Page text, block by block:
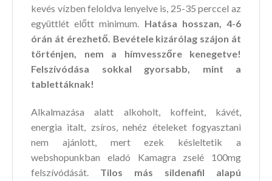
kevés vízben feloldva lenyelve is, 25-35 perccel az
együttlét előtt minimum. Hatása hosszan, 4-6
órán át érezhető. Bevétele kizárólag szájon át
történjen, nem a hímvesszőre kenegetve!
Felszívódása sokkal gyorsabb, mint a
tablettáknak!
Alkalmazása alatt alkoholt, koffeint, kávét,
energia italt, zsíros, nehéz ételeket fogyasztani
nem ajánlott, mert ezek késleltetik a
webshopunkban eladó Kamagra zselé 100mg
felszívódását. Tilos
más sildenafil alapú